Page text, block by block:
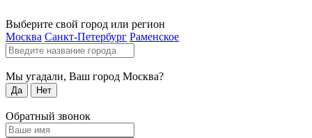
Выберите свой город или регион
Москва Санкт-Петербург Раменское
Мы угадали, Ваш город Москва?
Да Нет
Обратный звонок